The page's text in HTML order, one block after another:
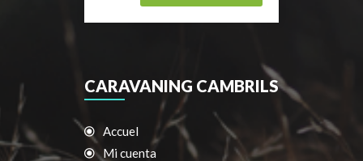
CARAVANING CAMBRILS
Accuel
Mi cuenta